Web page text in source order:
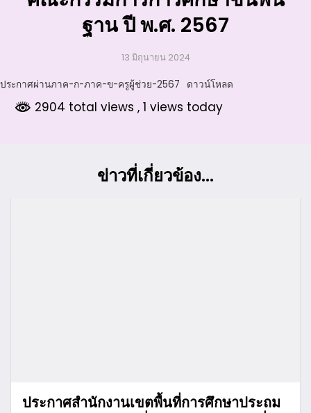
ฐาน ปี พ.ศ. 2567
13 มิถุนายน 2024
ประกาศผ่านภาค-ก-ภาค-ข-ครูผู้ช่วย-2567 ดาวน์โหลด
2904 total views , 1 views today
ข่าวที่เกี่ยวข้อง...
ประกาศสำนักงานเขตพื้นที่การศึกษาประถม